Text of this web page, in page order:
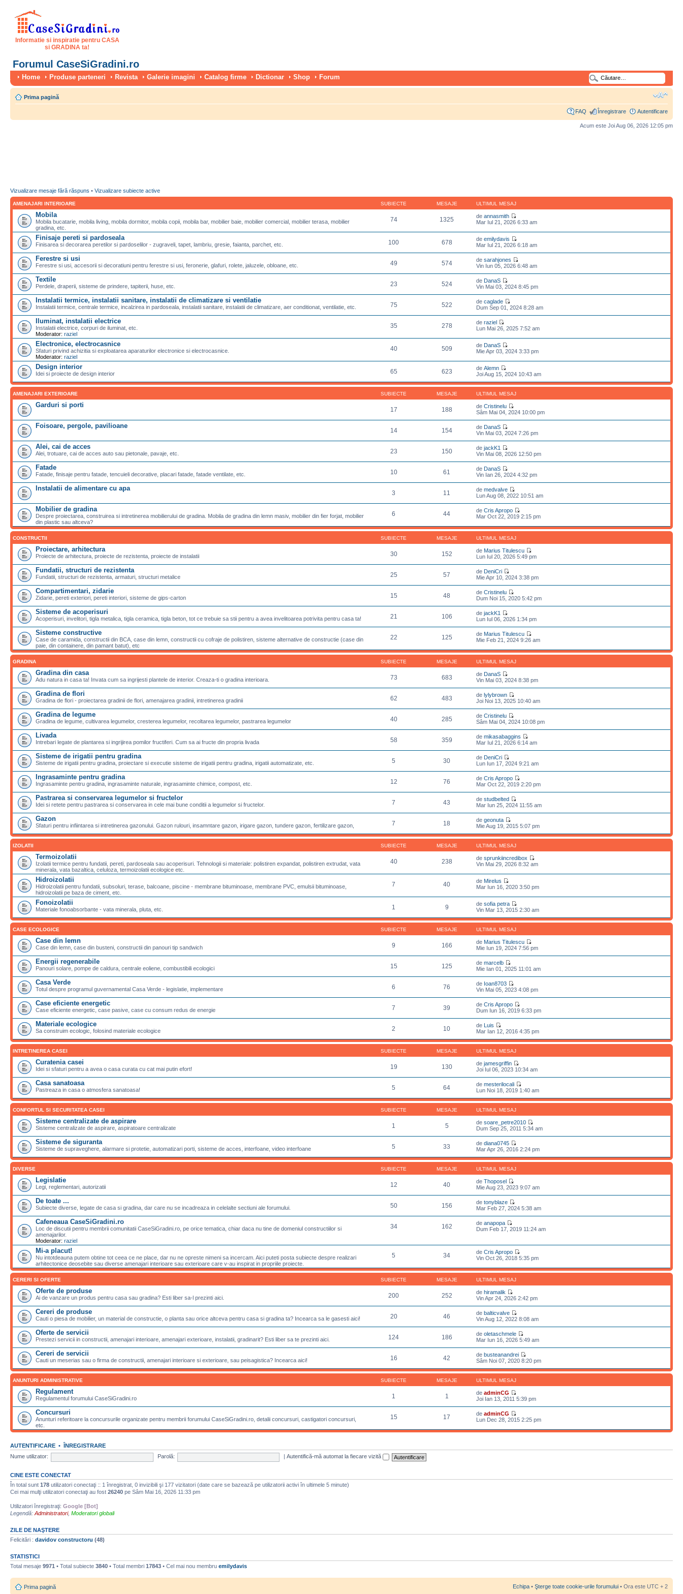
Informatie si inspiratie pentru CASA
si GRADINA ta!
Forumul CaseSiGradini.ro
Home Produse parteneri Revista Galerie imagini Catalog firme Dictionar Shop Forum
Prima pagină
FAQ Înregistrare Autentificare
Acum este Joi Aug 06, 2026 12:05 pm
Vizualizare mesaje fără răspuns • Vizualizare subiecte active
AMENAJARI INTERIOARE SUBIECTE MESAJE ULTIMUL MESAJ
Mobila
Mobila bucatarie, mobila living, mobila dormitor, mobila copii, mobila bar, mobilier baie, mobilier comercial, mobilier terasa, mobilier
gradina, etc.
74 1325 deannasmith
Mar Iul 21, 2026 6:33 am
Finisaje pereti si pardoseala
Finisarea si decorarea peretilor si pardoselilor - zugraveli, tapet, lambriu, gresie, faianta, parchet, etc. 100 678 deemilydavis
Mar Iul 21, 2026 6:18 am
Ferestre si usi
Ferestre si usi, accesorii si decoratiuni pentru ferestre si usi, feronerie, glafuri, rolete, jaluzele, obloane, etc. 49 574 desarahjones
Vin Iun 05, 2026 6:48 am
Textile
Perdele, draperii, sisteme de prindere, tapiterii, huse, etc. 23 524 de DanaS
Vin Mai 03, 2024 8:45 pm
Instalatii termice, instalatii sanitare, instalatii de climatizare si ventilatie
Instalatii termice, centrale termice, incalzirea in pardoseala, instalatii sanitare, instalatii de climatizare, aer conditionat, ventilatie, etc. 75 522 decaglade
Dum Sep 01, 2024 8:28 am
Iluminat, instalatii electrice
Instalatii electrice, corpuri de iluminat, etc.
Moderator: raziel
35 278 deraziel
Lun Mai 26, 2025 7:52 am
Electronice, electrocasnice
Sfaturi privind achizitia si exploatarea aparaturilor electronice si electrocasnice.
Moderator: raziel
40 509 de DanaS
Mie Apr 03, 2024 3:33 pm
Design interior
Idei si proiecte de design interior 65 623 deAlemn
Joi Aug 15, 2024 10:43 am
AMENAJARI EXTERIOARE SUBIECTE MESAJE ULTIMUL MESAJ
Garduri si porti
17 188 deCristinelu
Sâm Mai 04, 2024 10:00 pm
Foisoare, pergole, pavilioane
14 154 de DanaS
Vin Mai 03, 2024 7:26 pm
Alei, cai de acces
Alei, trotuare, cai de acces auto sau pietonale, pavaje, etc. 23 150 dejackK1
Vin Mai 08, 2026 12:50 pm
Fatade
Fatade, finisaje pentru fatade, tencuieli decorative, placari fatade, fatade ventilate, etc. 10 61 de DanaS
Vin Ian 26, 2024 4:32 pm
Instalatii de alimentare cu apa
3 11 demedvalve
Lun Aug 08, 2022 10:51 am
Mobilier de gradina
Despre proiectarea, construirea si intretinerea mobilierului de gradina. Mobila de gradina din lemn masiv, mobilier din fier forjat, mobilier
din plastic sau altceva?
6 44 deCris Apropo
Mar Oct 22, 2019 2:15 pm
CONSTRUCTII SUBIECTE MESAJE ULTIMUL MESAJ
Proiectare, arhitectura
Proiecte de arhitectura, proiecte de rezistenta, proiecte de instalatii 30 152 de Marius Titulescu
Lun Iul 20, 2026 5:49 pm
Fundatii, structuri de rezistenta
Fundatii, structuri de rezistenta, armaturi, structuri metalice 25 57 de DeniCri
Mie Apr 10, 2024 3:38 pm
Compartimentari, zidarie
Zidarie, pereti exteriori, pereti interiori, sisteme de gips-carton 15 48 deCristinelu
Dum Noi 15, 2020 5:42 pm
Sisteme de acoperisuri
Acoperisuri, invelitori, tigla metalica, tigla ceramica, tigla beton, tot ce trebuie sa stii pentru a avea invelitoarea potrivita pentru casa ta! 21 106 dejackK1
Lun Iul 06, 2026 1:34 pm
Sisteme constructive
Case de caramida, constructii din BCA, case din lemn, constructii cu cofraje de polistiren, sisteme alternative de constructie (case din
paie, din containere, din pamant batut), etc
22 125 de Marius Titulescu
Mie Feb 21, 2024 9:26 am
GRADINA SUBIECTE MESAJE ULTIMUL MESAJ
Gradina din casa
Adu natura in casa ta! Invata cum sa ingrijesti plantele de interior. Creaza-ti o gradina interioara. 73 683 de DanaS
Vin Mai 03, 2024 8:38 pm
Gradina de flori
Gradina de flori - proiectarea gradinii de flori, amenajarea gradinii, intretinerea gradinii 62 483 delylybrown
Joi Noi 13, 2025 10:40 am
Gradina de legume
Gradina de legume, cultivarea legumelor, cresterea legumelor, recoltarea legumelor, pastrarea legumelor 40 285 deCristinelu
Sâm Mai 04, 2024 10:08 pm
Livada
Intrebari legate de plantarea si ingrijirea pomilor fructiferi. Cum sa ai fructe din propria livada 58 359 demikasabaggins
Mar Iul 21, 2026 6:14 am
Sisteme de irigatii pentru gradina
Sisteme de irigatii pentru gradina, proiectare si executie sisteme de irigatii pentru gradina, irigatii automatizate, etc. 5 30 de DeniCri
Lun Iun 17, 2024 9:21 am
Ingrasaminte pentru gradina
Ingrasaminte pentru gradina, ingrasaminte naturale, ingrasaminte chimice, compost, etc. 12 76 deCris Apropo
Mar Oct 22, 2019 2:20 pm
Pastrarea si conservarea legumelor si fructelor
Idei si retete pentru pastrarea si conservarea in cele mai bune conditii a legumelor si fructelor. 7 43 destudbelted
Mar Iun 25, 2024 11:55 am
Gazon
Sfaturi pentru infiintarea si intretinerea gazonului. Gazon rulouri, insamntare gazon, irigare gazon, tundere gazon, fertilizare gazon, 7 18 degeonuta
Mie Aug 19, 2015 5:07 pm
IZOLATII SUBIECTE MESAJE ULTIMUL MESAJ
Termoizolatii
Izolatii termice pentru fundatii, pereti, pardoseala sau acoperisuri. Tehnologii si materiale: polistiren expandat, polistiren extrudat, vata
minerala, vata bazaltica, celuloza, termoizolatii ecologice etc.
40 238 desprunkiincredibox
Vin Mai 29, 2026 8:32 am
Hidroizolatii
Hidroizolatii pentru fundatii, subsoluri, terase, balcoane, piscine - membrane bituminoase, membrane PVC, emulsii bituminoase,
hidroizolatii pe baza de ciment, etc.
7 40 de Mirelus
Mar Iun 16, 2020 3:50 pm
Fonoizolatii
Materiale fonoabsorbante - vata minerala, pluta, etc. 1 9 desofia petra
Vin Mar 13, 2015 2:30 am
CASE ECOLOGICE SUBIECTE MESAJE ULTIMUL MESAJ
Case din lemn
Case din lemn, case din busteni, constructii din panouri tip sandwich 9 166 de Marius Titulescu
Mie Iun 19, 2024 7:56 pm
Energii regenerabile
Panouri solare, pompe de caldura, centrale eoliene, combustibili ecologici 15 125 demarcelb
Mie Ian 01, 2025 11:01 am
Casa Verde
Totul despre programul guvernamental Casa Verde - legislatie, implementare 6 76 de Ioan8703
Vin Mai 05, 2023 4:08 pm
Case eficiente energetic
Case eficiente energetic, case pasive, case cu consum redus de energie 7 39 deCris Apropo
Dum Iun 16, 2019 6:33 pm
Materiale ecologice
Sa construim ecologic, folosind materiale ecologice 2 10 de Luis
Mar Ian 12, 2016 4:35 pm
INTRETINEREA CASEI SUBIECTE MESAJE ULTIMUL MESAJ
Curatenia casei
Idei si sfaturi pentru a avea o casa curata cu cat mai putin efort! 19 130 dejamesgriffin
Joi Iul 06, 2023 10:34 am
Casa sanatoasa
Pastreaza in casa o atmosfera sanatoasa! 5 64 demesterilocali
Lun Noi 18, 2019 1:40 am
CONFORTUL SI SECURITATEA CASEI SUBIECTE MESAJE ULTIMUL MESAJ
Sisteme centralizate de aspirare
Sisteme centralizate de aspirare, aspiratoare centralizate 1 5 desoare_petre2010
Dum Sep 25, 2011 5:34 am
Sisteme de siguranta
Sisteme de supraveghere, alarmare si protetie, automatizari porti, sisteme de acces, interfoane, video interfoane 5 33 dediana0745
Mar Apr 26, 2016 2:24 pm
DIVERSE SUBIECTE MESAJE ULTIMUL MESAJ
Legislatie
Legi, reglementari, autorizatii 12 40 deThoposel
Mie Aug 23, 2023 9:07 am
De toate ...
Subiecte diverse, legate de casa si gradina, dar care nu se incadreaza in celelalte sectiuni ale forumului. 50 156 detonyblaze
Mar Feb 27, 2024 5:38 am
Cafeneaua CaseSiGradini.ro
Loc de discutii pentru membrii comunitatii CaseSiGradini.ro, pe orice tematica, chiar daca nu tine de domeniul constructiilor si
amenajarilor.
Moderator: raziel
34 162 deanapopa
Dum Feb 17, 2019 11:24 am
Mi-a placut!
Nu intotdeauna putem obtine tot ceea ce ne place, dar nu ne opreste nimeni sa incercam. Aici puteti posta subiecte despre realizari
arhitectonice deosebite sau diverse amenajari interioare sau exterioare care v-au inspirat in propriile proiecte.
5 34 deCris Apropo
Vin Oct 26, 2018 5:35 pm
CERERI SI OFERTE SUBIECTE MESAJE ULTIMUL MESAJ
Oferte de produse
Ai de vanzare un produs pentru casa sau gradina? Esti liber sa-l prezinti aici. 200 252 dehiramalik
Vin Apr 24, 2026 2:42 pm
Cereri de produse
Cauti o piesa de mobilier, un material de constructie, o planta sau orice altceva pentru casa si gradina ta? Incearca sa le gasesti aici! 20 46 debalticvalve
Vin Aug 12, 2022 8:08 am
Oferte de servicii
Prestezi servicii in constructii, amenajari interioare, amenajari exterioare, instalatii, gradinarit? Esti liber sa te prezinti aici. 124 186 deoletaschmele
Mar Iun 16, 2026 5:49 am
Cereri de servicii
Cauti un meserias sau o firma de constructii, amenajari interioare si exterioare, sau peisagistica? Incearca aici! 16 42 debusteanandrei
Sâm Noi 07, 2020 8:20 pm
ANUNTURI ADMINISTRATIVE SUBIECTE MESAJE ULTIMUL MESAJ
Regulament
Regulamentul forumului CaseSiGradini.ro 1 1 deadminCG
Joi Ian 13, 2011 5:39 pm
Concursuri
Anunturi referitoare la concursurile organizate pentru membrii forumului CaseSiGradini.ro, detalii concursuri, castigatori concursuri,
etc.
15 17 deadminCG
Lun Dec 28, 2015 2:25 pm
AUTENTIFICARE • ÎNREGISTRARE
Nume utilizator:
Parolă: |Autentifică-mă automat la fiecare vizită
CINE ESTE CONECTAT
În total sunt 178 utilizatori conectaţi :: 1 înregistrat, 0 invizibili şi 177 vizitatori (date care se bazează pe utilizatorii activi în ultimele 5 minute)
Cei mai mulţi utilizatori conectaţi au fost 26240 pe Sâm Mai 16, 2026 11:33 pm
Utilizatori înregistraţi: Google [Bot]
Legendă: Administratori, Moderatori globali
ZILE DE NAŞTERE
Felicitări : davidov constructoru (48)
STATISTICI
Total mesaje 9971 • Total subiecte 3840 • Total membri 17843 • Cel mai nou membru emilydavis
Prima pagină Echipa • Şterge toate cookie-urile forumului • Ora este UTC + 2